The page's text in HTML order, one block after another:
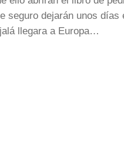
seguro dejarán unos días
llegara a Europa…